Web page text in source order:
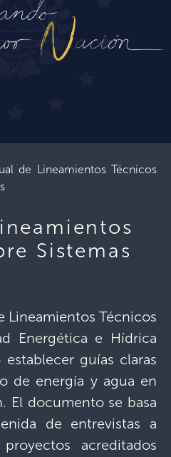
de Lineamientos Técnicos
Sistemas
Lineamientos Técnicos
Energética e Hídrica
guías claras
de energía y agua en
El documento se basa
de entrevistas a
acreditados